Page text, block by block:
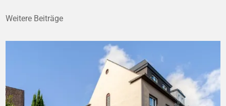
Weitere Beiträge